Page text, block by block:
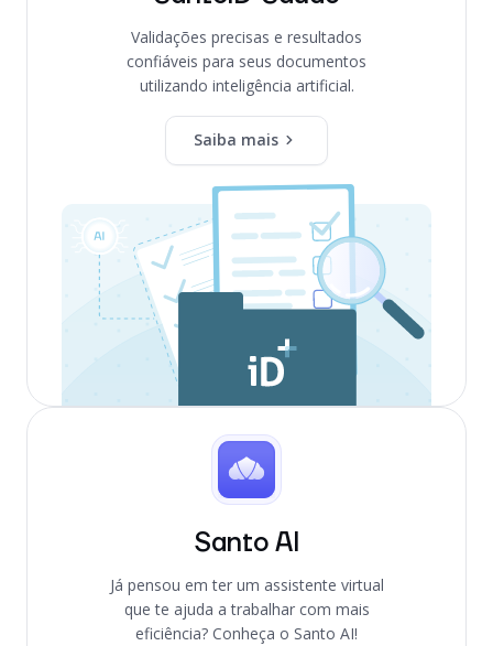
Validações precisas e resultados
confiáveis para seus documentos
utilizando inteligência artificial.
Saiba mais
Santo AI
Já pensou em ter um assistente virtual
que te ajuda a trabalhar com mais
eficiência? Conheça o Santo AI!